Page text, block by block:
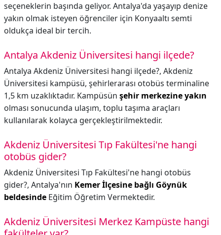
seçeneklerin başında geliyor. Antalya'da yaşayıp denize
yakın olmak isteyen öğrenciler için Konyaaltı semti
oldukça ideal bir tercih.
Antalya Akdeniz Üniversitesi hangi ilçede?
Antalya Akdeniz Üniversitesi hangi ilçede?, Akdeniz
Üniversitesi kampüsü, şehirlerarası otobüs terminaline
1,5 km uzaklıktadır. Kampüsün şehir merkezine yakın
olması sonucunda ulaşım, toplu taşıma araçları
kullanılarak kolayca gerçekleştirilmektedir.
Akdeniz Üniversitesi Tıp Fakültesi'ne hangi
otobüs gider?
Akdeniz Üniversitesi Tıp Fakültesi'ne hangi otobüs
gider?, Antalya'nın Kemer İlçesine bağlı Göynük
beldesinde Eğitim Öğretim Vermektedir.
Akdeniz Üniversitesi Merkez Kampüste hangi